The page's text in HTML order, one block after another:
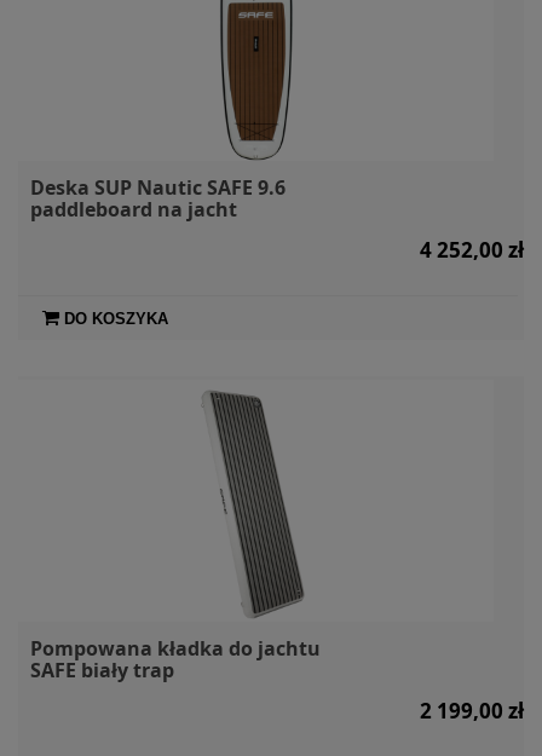
Deska SUP Nautic SAFE 9.6
paddleboard na jacht
4 252,00 zł
DO KOSZYKA
Pompowana kładka do jachtu
SAFE biały trap
2 199,00 zł